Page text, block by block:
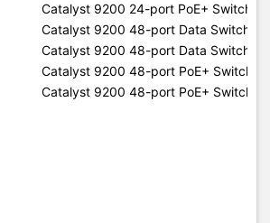
Catalyst 9200 24-port PoE+ Switch.
Catalyst 9200 48-port Data Switch,
Catalyst 9200 48-port Data Switch,
Catalyst 9200 48-port PoE+ Switch,
Catalyst 9200 48-port PoE+ Switch,